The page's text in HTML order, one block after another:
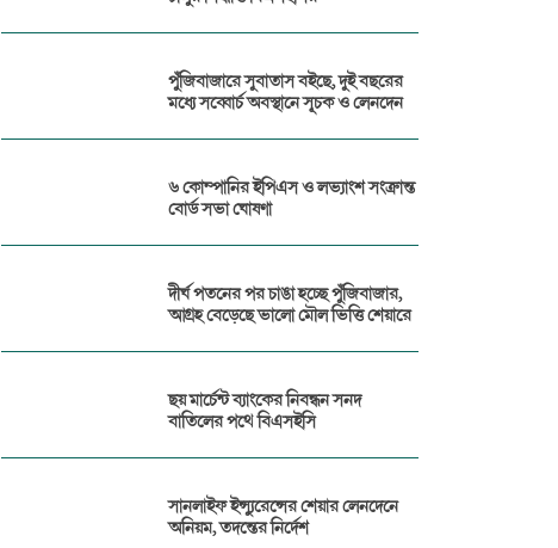
পুঁজিবাজারে সুবাতাস বইছে, দুই বছরের
মধ্যে সব্বোর্চ অবস্থানে সূচক ও লেনদেন
৬ কোম্পানির ইপিএস ও লভ্যাংশ সংক্রান্ত
বোর্ড সভা ঘোষণা
দীর্ঘ পতনের পর চাঙা হচ্ছে পুঁজিবাজার,
আগ্রহ বেড়েছে ভালো মৌল ভিত্তি শেয়ারে
ছয় মার্চেন্ট ব্যাংকের নিবন্ধন সনদ
বাতিলের পথে বিএসইসি
সানলাইফ ইন্স্যুরেন্সের শেয়ার লেনদেনে
অনিয়ম, তদন্তের নির্দেশ